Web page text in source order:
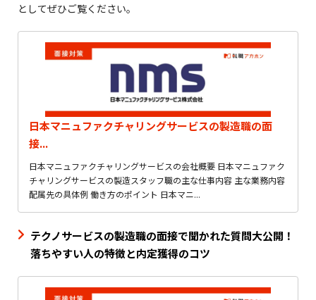
としてぜひご覧ください。
日本マニュファクチャリングサービスの製造職の面
接...
日本マニュファクチャリングサービスの会社概要 日本マニュファク
チャリングサービスの製造スタッフ職の主な仕事内容 主な業務内容
配属先の具体例 働き方のポイント 日本マニ...
テクノサービスの製造職の面接で聞かれた質問大公開！
落ちやすい人の特徴と内定獲得のコツ